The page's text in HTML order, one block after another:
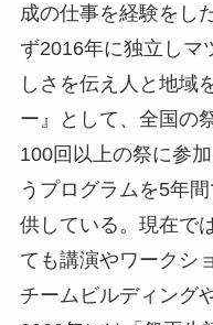
成の仕事を経験をし
ず2016年に独立しマ
しさを伝え人と地域
ー』として、全国の
100回以上の祭に参
うプログラムを5年
供している。現在で
ても講演やワークシ
チームビルディング